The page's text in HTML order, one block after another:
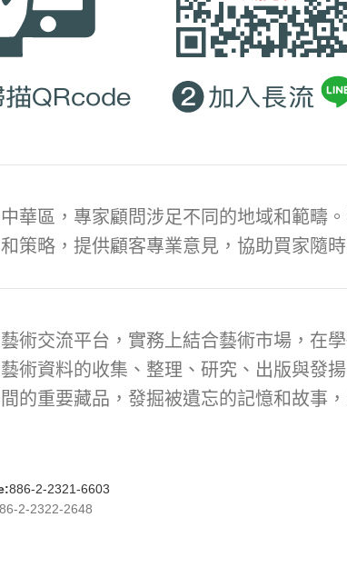
華區，專家顧問涉足不同的地域和範疇
策略，提供顧客專業意見，協助買家隨
術交流平台，實務上結合藝術市場，在
術資料的收集、整理、研究、出版與發
的重要藏品，發掘被遺忘的記憶和故事
886-2-2321-6603
2-2322-2648